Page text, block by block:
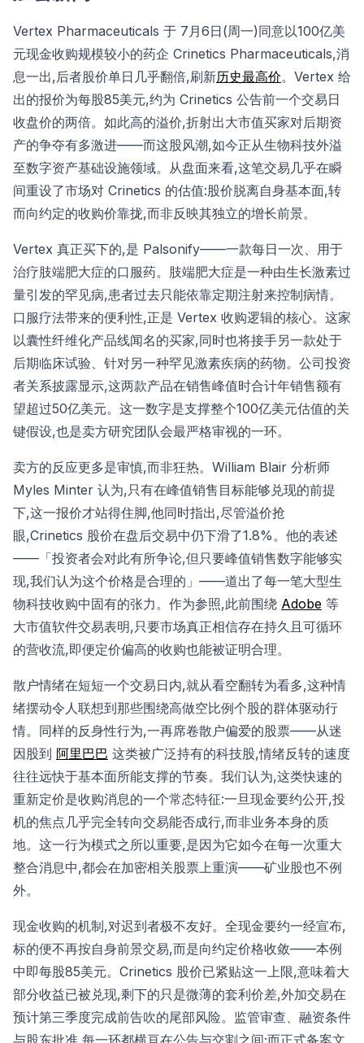
Vertex Pharmaceuticals 于 7月6日(周一)同意以100亿美
元现金收购规模较小的药企 Crinetics Pharmaceuticals,消
息一出,后者股价单日几乎翻倍,刷新历史最高价。Vertex 给
出的报价为每股85美元,约为 Crinetics 公告前一个交易日
收盘价的两倍。如此高的溢价,折射出大市值买家对后期资
产的争夺有多激进——而这股风潮,如今正从生物科技外溢
至数字资产基础设施领域。从盘面来看,这笔交易几乎在瞬
间重设了市场对 Crinetics 的估值:股价脱离自身基本面,转
而向约定的收购价靠拢,而非反映其独立的增长前景。
Vertex 真正买下的,是 Palsonify——一款每日一次、用于
治疗肢端肥大症的口服药。肢端肥大症是一种由生长激素过
量引发的罕见病,患者过去只能依靠定期注射来控制病情。
口服疗法带来的便利性,正是 Vertex 收购逻辑的核心。这家
以囊性纤维化产品线闻名的买家,同时也将接手另一款处于
后期临床试验、针对另一种罕见激素疾病的药物。公司投资
者关系披露显示,这两款产品在销售峰值时合计年销售额有
望超过50亿美元。这一数字是支撑整个100亿美元估值的关
键假设,也是卖方研究团队会最严格审视的一环。
卖方的反应更多是审慎,而非狂热。William Blair 分析师
Myles Minter 认为,只有在峰值销售目标能够兑现的前提
下,这一报价才站得住脚,他同时指出,尽管溢价抢
眼,Crinetics 股价在盘后交易中仍下滑了1.8%。他的表述
——「投资者会对此有所争论,但只要峰值销售数字能够实
现,我们认为这个价格是合理的」——道出了每一笔大型生
物科技收购中固有的张力。作为参照,此前围绕 Adobe 等
大市值软件交易表明,只要市场真正相信存在持久且可循环
的营收流,即便定价偏高的收购也能被证明合理。
散户情绪在短短一个交易日内,就从看空翻转为看多,这种情
绪摆动令人联想到那些围绕高做空比例个股的群体驱动行
情。同样的反身性行为,一再席卷散户偏爱的股票——从迷
因股到 阿里巴巴 这类被广泛持有的科技股,情绪反转的速度
往往远快于基本面所能支撑的节奏。我们认为,这类快速的
重新定价是收购消息的一个常态特征:一旦现金要约公开,投
机的焦点几乎完全转向交易能否成行,而非业务本身的质
地。这一行为模式之所以重要,是因为它如今在每一次重大
整合消息中,都会在加密相关股票上重演——矿业股也不例
外。
现金收购的机制,对迟到者极不友好。全现金要约一经宣布,
标的便不再按自身前景交易,而是向约定价格收敛——本例
中即每股85美元。Crinetics 股价已紧贴这一上限,意味着大
部分收益已被兑现,剩下的只是微薄的套利价差,外加交易在
预计第三季度完成前告吹的尾部风险。监管审查、融资条件
与股东批准,每一环都横亘在公告与交割之间;而正式备案文